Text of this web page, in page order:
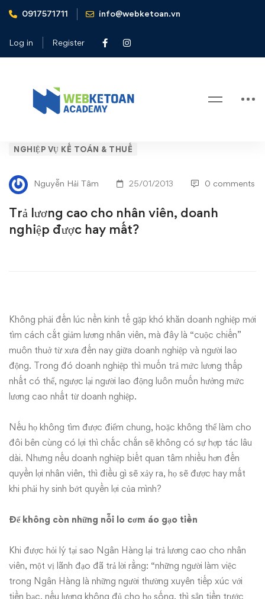
0917571711 info@webketoan.vn
Log in Register
Home
Nghiệp vụ Kế toán & Thuế
Trả
lương
cao
cho
doanh
nghiệp
được
hay
mất?
NGHIỆP VỤ KẾ TOÁN & THUẾ
Nguyễn Hải Tâm 25/01/2013 0 comments
Trả lương cao cho nhân viên, doanh
nghiệp được hay mất?
Không phải đến lúc nền kinh tế gặp khó khăn doanh nghiệp mới
tìm cách cắt giảm lương nhân viên, mà đây là “cuộc chiến”
muôn thuở từ xưa đến nay giữa doanh nghiệp và người lao
động. Trong đó doanh nghiệp thì muốn trả mức lương thấp
nhất có thể, ngược lại người lao động luôn muốn hưởng mức
lương cao nhất từ doanh nghiệp.
Nếu họ không tìm được điểm chung, hoặc không thể làm cho
đôi bên cùng có lợi thì chắc chắn sẽ không có sự hợp tác lâu
dài. Nhưng nếu doanh nghiệp biết quan tâm nhiều hơn đến
quyền lợi nhân viên, thì điều gì sẽ xảy ra, họ sẽ được hay mất
khi phải hy sinh bớt quyền lợi của mình?
Để không còn những nỗi lo cơm áo gạo tiền
Khi được hỏi lý tại sao Ngân Hàng lại trả lương cao cho nhân
viên, một vị lãnh đạo đã trả lời rằng: “những người làm việc
trong Ngân Hàng là những người thường xuyên tiếp xúc với
tiền bạc, nếu lương không đủ cho họ sống, thì sẳn tiền trước